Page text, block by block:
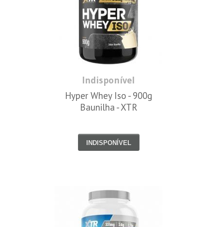
Indisponível
Hyper Whey Iso - 900g
Baunilha - XTR
INDISPONÍVEL